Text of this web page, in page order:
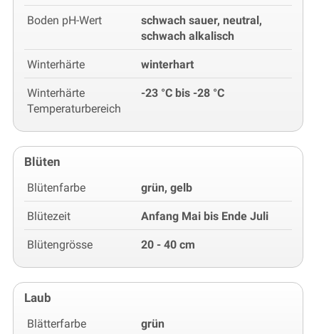
Boden pH-Wert
schwach sauer, neutral,
schwach alkalisch
Winterhärte winterhart
Winterhärte
Temperaturbereich
-23 °C bis -28 °C
Blüten
Blütenfarbe grün, gelb
Blütezeit Anfang Mai bis Ende Juli
Blütengrösse 20 - 40 cm
Laub
Blätterfarbe grün